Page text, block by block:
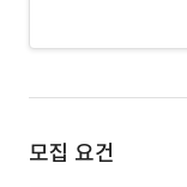
모집 요건